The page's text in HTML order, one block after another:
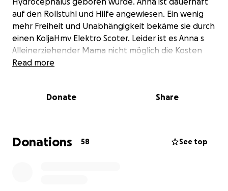
auf den Rollstuhl und Hilfe angewiesen. Ein wenig
mehr Freiheit und Unabhängigkeit bekäme sie durch
einen KoljaHmv Elektro Scoter. Leider ist es Anna s
Alleinerziehender Mama nicht möglich die Kosten
von ganzen 3.449€ alleine zu stämmen und ihr diese
und wenn jeder auch nur 1€ geben kann ist es einer
Read more
Donate Share
Donations 58 See top